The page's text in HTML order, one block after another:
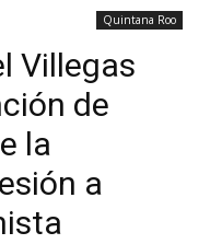
Quintana Roo
Villegas
de
la
a